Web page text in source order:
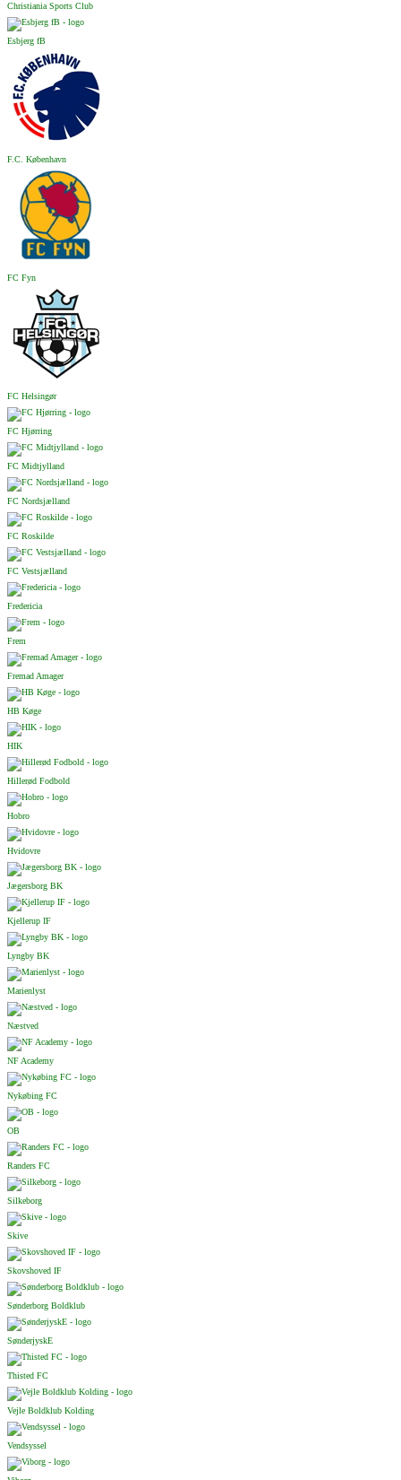
Christiania Sports Club
Esbjerg fB
F.C. København
FC Fyn
FC Helsingør
FC Hjørring
FC Midtjylland
FC Nordsjælland
FC Roskilde
FC Vestsjælland
Fredericia
Frem
Fremad Amager
HB Køge
HIK
Hillerød Fodbold
Hobro
Hvidovre
Jægersborg BK
Kjellerup IF
Lyngby BK
Marienlyst
Næstved
NF Academy
Nykøbing FC
OB
Randers FC
Silkeborg
Skive
Skovshoved IF
Sønderborg Boldklub
SønderjyskE
Thisted FC
Vejle Boldklub Kolding
Vendsyssel